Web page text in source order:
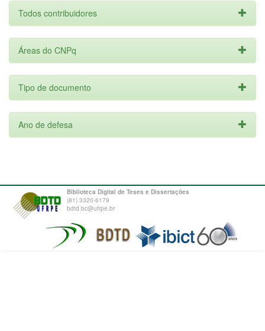
Todos contribuidores
Áreas do CNPq
Tipo de documento
Ano de defesa
Biblioteca Digital de Teses e Dissertações
(81) 3320-6179
bdtd.bc@ufrpe.br